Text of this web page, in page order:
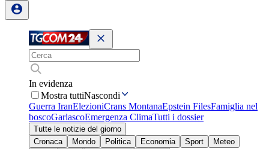
In evidenza
Mostra tuttiNascondi
Guerra IranElezioniCrans MontanaEpstein FilesFamiglia nel
boscoGarlascoEmergenza ClimaTutti i dossier
Tutte le notizie del giorno
Cronaca
Mondo Politica Economia Sport
Meteo